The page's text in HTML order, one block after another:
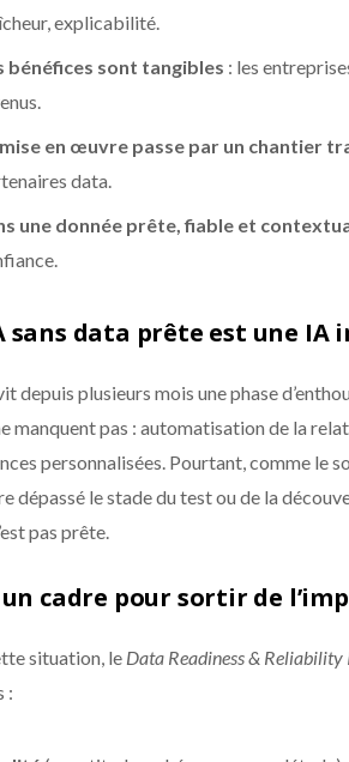
explicabilité.
bénéfices sont tangibles : les
en œuvre passe par un chantier
data.
une donnée prête, fiable et
sans data prête est une IA
depuis plusieurs mois une phase
manquent pas : automatisation de la
personnalisées. Pourtant, comme le
dépassé le stade du test ou de la
pas prête.
un cadre pour sortir de
situation, le Data Readiness & Reliability
: